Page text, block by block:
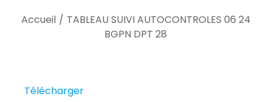
Accueil / TABLEAU SUIVI AUTOCONTROLES 06 24
BGPN DPT 28
Télécharger